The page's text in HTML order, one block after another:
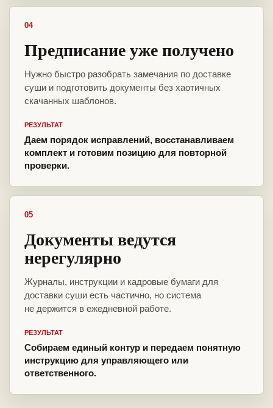
04
Предписание уже получено
Нужно быстро разобрать замечания по доставке
суши и подготовить документы без хаотичных
скачанных шаблонов.
РЕЗУЛЬТАТ
Даем порядок исправлений, восстанавливаем
комплект и готовим позицию для повторной
проверки.
05
Документы ведутся
нерегулярно
Журналы, инструкции и кадровые бумаги для
доставки суши есть частично, но система
не держится в ежедневной работе.
РЕЗУЛЬТАТ
Собираем единый контур и передаем понятную
инструкцию для управляющего или
ответственного.